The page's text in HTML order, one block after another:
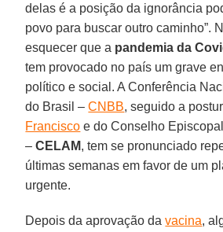
delas é a posição da ignorância
povo para buscar outro caminho”.
esquecer que a pandemia da
tem provocado no país um grave
político e social. A Conferência
do Brasil –CNBB, seguido a
Francisco e do Conselho
–CELAM, tem se pronunciado
últimas semanas em favor de um
urgente.
Depois da aprovação davacina,